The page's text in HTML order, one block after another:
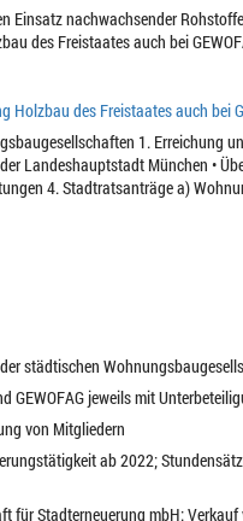
Einsatz nachwachsender
des Freistaates auch bei
des Freistaates auch bei
1. Erreichung
Landeshauptstadt München •
4. Stadtratsanträge a)
städtischen
jeweils mit
von Mitgliedern
ab 2022;
für Stadterneuerung mbH: